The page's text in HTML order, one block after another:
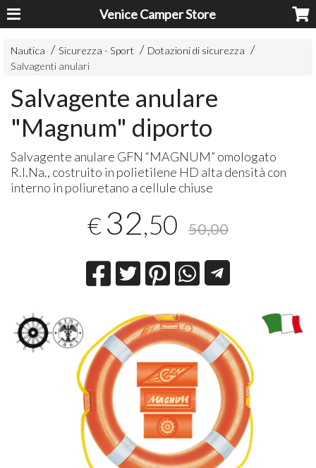
Venice Camper Store
Nautica Sicurezza - Sport
Dotazioni di sicurezza
Salvagenti anulari
Salvagente anulare
"Magnum" diporto
Salvagente anulare GFN “MAGNUM” omologato
R.I.Na., costruito in polietilene HD alta densità con
interno in poliuretano a cellule chiuse
€ 32,50 50,00